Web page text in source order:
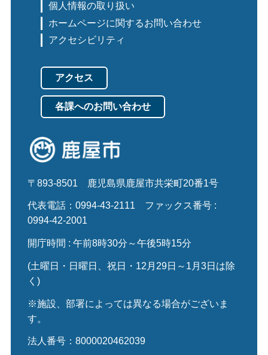
個人情報の取り扱い
ホームページに関するお問い合わせ
アクセシビリティ
アクセス
各課へのお問い合わせ
〒893-8501 鹿児島県鹿屋市共栄町20番1号
代表電話：0994-43-2111
ファックス番号 :
0994-42-2001
開庁時間 : 午前8時30分～午後5時15分
(土曜日・日曜日、祝日・12月29日～1月3日は除
く)
※施設、部署によっては異なる場合がございま
す。
法人番号：8000020462039